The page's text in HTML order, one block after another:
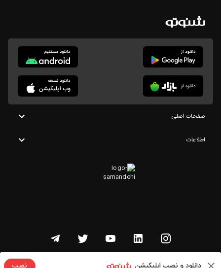
صفحات اصلی
اطلاعات
تمامی حقوق این وبسایت متعلق به شنوتو است